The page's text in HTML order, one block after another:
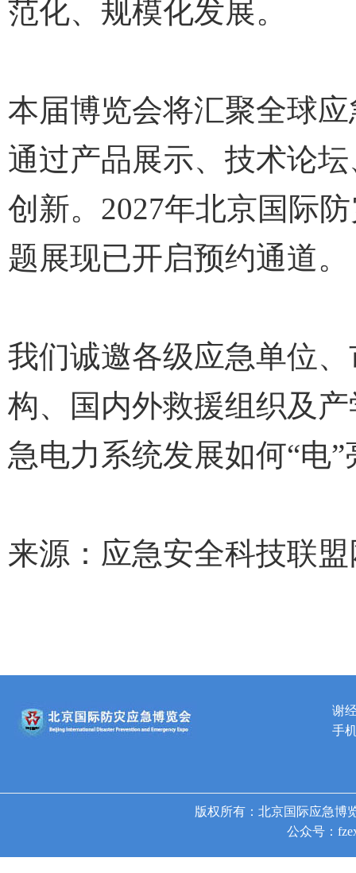
范化、规模化发展。
本届博览会将汇聚全球
通过产品展示、技术论
创新。2027年北京国际
题展现已开启预约通道。
我们诚邀各级应急单位
构、国内外救援组织及
急电力系统发展如何“电
来源：应急安全科技联盟
谢
手
版权所有：北京国际应急博
公众号：